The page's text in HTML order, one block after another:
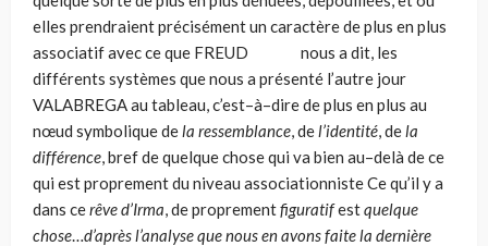
elles prendraient précisément un caractère de plus en plus
associatif avec ce que FREUD nous a dit, les
différents systèmes que nous a présenté l’autre jour
VALABREGA au tableau, c’est–à–dire de plus en plus au
nœud symbolique dela ressemblance, del’identité, dela
différence, bref de quelque chose qui va bien au–delà de ce
qui est proprement du niveau associationniste Ce qu’il y a
dans cerêve d’Irma, de proprementfiguratifestquelque
chose…d’après l’analyse que nous en avons faite la dernière